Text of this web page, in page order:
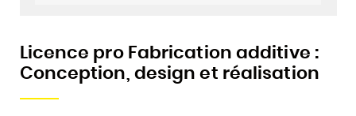
Licence pro Fabrication additive :
Conception, design et réalisation